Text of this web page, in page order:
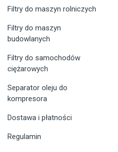
Filtry do maszyn rolniczych
Filtry do maszyn
budowlanych
Filtry do samochodów
ciężarowych
Separator oleju do
kompresora
Dostawa i płatności
Regulamin